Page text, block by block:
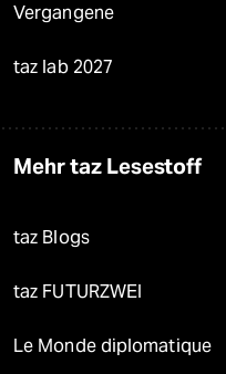
Vergangene
taz lab 2027
Mehr taz Lesestoff
taz Blogs
taz FUTURZWEI
Le Monde diplomatique